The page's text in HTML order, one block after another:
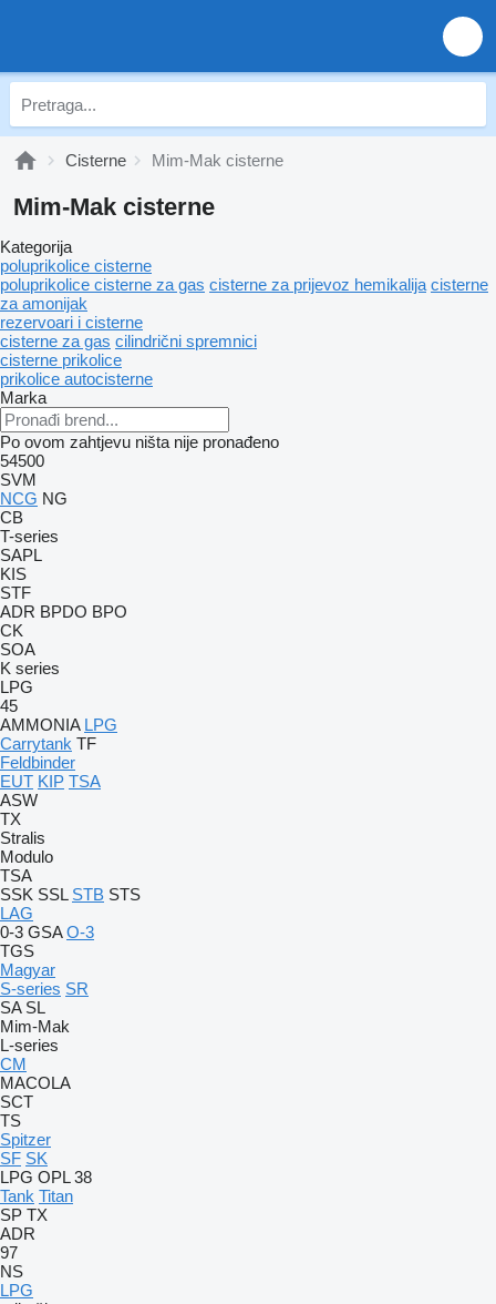
Cisterne Mim-Mak cisterne
Mim-Mak cisterne
Kategorija
poluprikolice cisterne
poluprikolice cisterne za gas cisterne za prijevoz hemikalija cisterne
za amonijak
rezervoari i cisterne
cisterne za gas cilindrični spremnici
cisterne prikolice
prikolice autocisterne
Marka
Po ovom zahtjevu ništa nije pronađeno
54500
SVM
NCG NG
CB
T-series
SAPL
KIS
STF
ADR BPDO BPO
CK
SOA
K series
LPG
45
AMMONIA LPG
Carrytank TF
Feldbinder
EUT KIP TSA
ASW
TX
Stralis
Modulo
TSA
SSK SSL STB STS
LAG
0-3 GSA O-3
TGS
Magyar
S-series SR
SA SL
Mim-Mak
L-series
CM
MACOLA
SCT
TS
Spitzer
SF SK
LPG OPL 38
Tank Titan
SP TX
ADR
97
NS
LPG